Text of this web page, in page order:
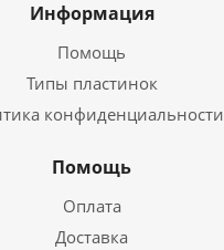
Информация
Помощь
Типы пластинок
конфиденциальности
Помощь
Оплата
Доставка